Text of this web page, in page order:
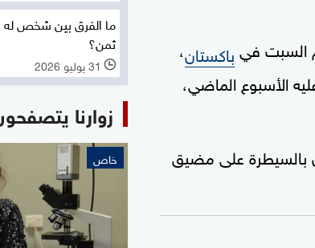
السبت في باكستان،
الأسبوع الماضي،
بالسيطرة على مضيق
ما الفرق بين شخص له
ثمن؟
l 31 يوليو 2026
زوارنا
خاص